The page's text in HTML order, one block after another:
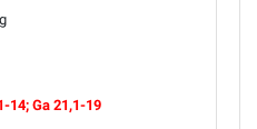
14; Ga 21,1-19